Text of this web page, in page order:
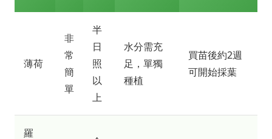
薄荷
非
常
簡
單
半
日
照
以
上
水分需充
足，單獨
種植
買苗後約2週
可開始採葉
羅